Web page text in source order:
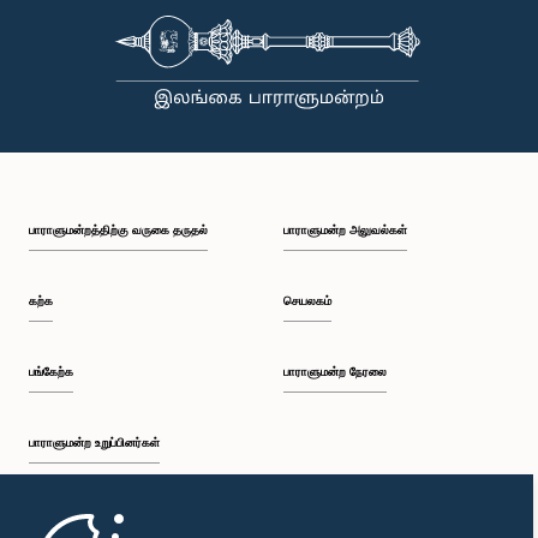
தெரிவித்தனர்.மேலும், ‘எல் நினோ’ நிலைமை தொடர்பிலும் கலந்துரையாடப்பட்டது. எதிர்காலத்திலும்
இவ்வாறான காலநிலை மாற்றங்கள் ஏற்படக்கூடும் என்பதால், அவற்றை வெற்றிகரமாக
எதிர்கொள்வதற்காக ‘அனர்த்த முகாமைத்துவ சட்டபூர்வ நிதியத்தை’ வலுப்படுத்துவதன்
முக்கியத்துவத்தை குழுவின் தலைவர் வலியுறுத்தினார்.அத்துடன், கணக்காய்வாளர் நாயகத்தின்
பாராளுமன்றத்திற்கு வருகை தருதல்
கற்க
பங்கேற்க
பாராளுமன்ற உறுப்பினர்கள்
முதற்பக்கம்
பாராளுமன்ற அலுவல்கள்
செயலகம்
பாராளுமன்ற நேரலை